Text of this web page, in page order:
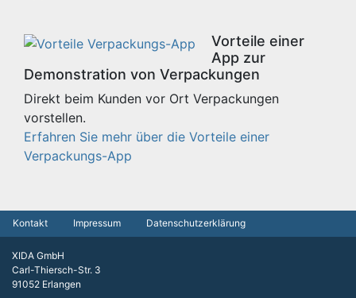
Vorteile einer
App zur
Demonstration von Verpackungen
Direkt beim Kunden vor Ort Verpackungen
vorstellen.
Erfahren Sie mehr über die Vorteile einer
Verpackungs-App
Kontakt Impressum Datenschutzerklärung
XIDA GmbH
Carl-Thiersch-Str. 3
91052 Erlangen